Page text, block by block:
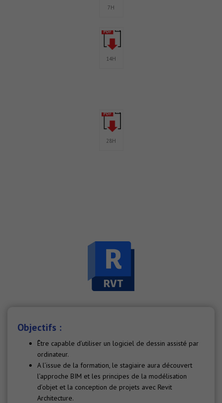
7H
14H
28H
Objectifs :
Être capable d’utiliser un logiciel de dessin assisté par
ordinateur.
A l’issue de la formation, le stagiaire aura découvert
l’approche BIM et les principes de la modélisation
d’objet et la conception de projets avec Revit
Architecture.